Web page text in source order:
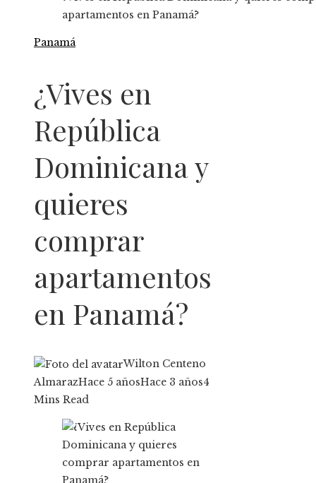
apartamentos en Panamá?
Panamá
¿Vives en
República
Dominicana y
quieres
comprar
apartamentos
en Panamá?
Wilton Centeno
AlmarazHace 5 añosHace 3 años4
Mins Read